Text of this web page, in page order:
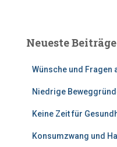
n
Neueste Beiträge
Wünsche und Fragen
Niedrige
Keine Zeit für
Konsumzwang und